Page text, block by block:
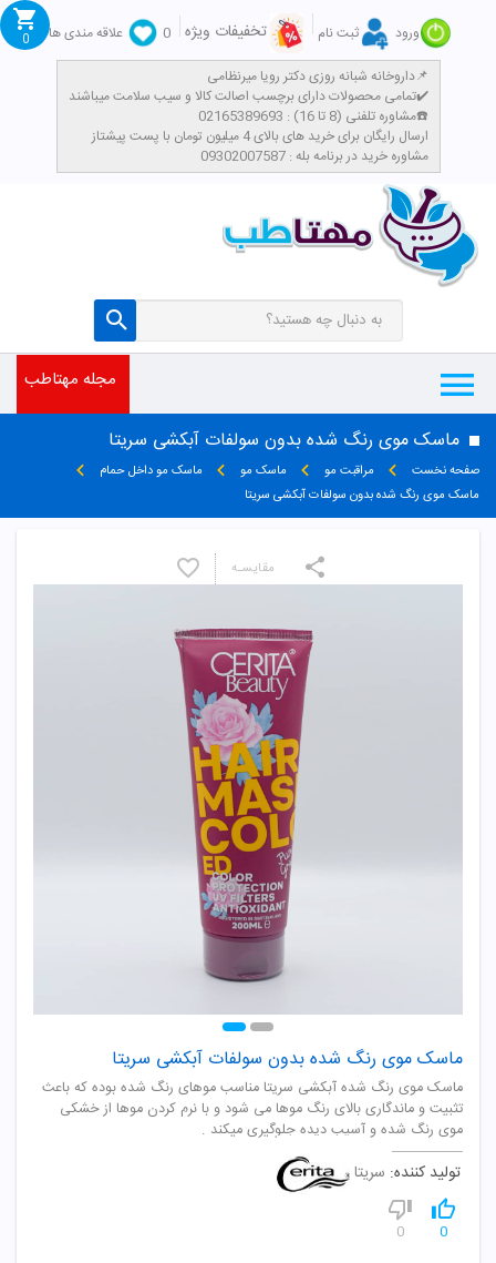
ورود ثبت نام تخفیفات ویژه 0
علاقه مندی ها
داروخانه شبانه روزی دکتر رویا میرنظامی📌
تمامی محصولات دارای برچسب اصالت کالا و سیب سلامت میباشند✔️
مشاوره تلفنی (8 تا 16) : 02165389693☎️
​ارسال رایگان برای خرید های بالای 4 میلیون تومان با پست پیشتاز
مشاوره خرید در برنامه بله : 09302007587
0
مجله مهتاطب
ماسک موی رنگ شده بدون سولفات آبکشی سریتا
صفحه نخست مراقبت مو ماسک مو
ماسک مو داخل حمام
ماسک موی رنگ شده بدون سولفات آبکشی سریتا
ماسک موی رنگ شده بدون سولفات آبکشی سریتا
ماسک موی رنگ شده آبکشی سریتا مناسب موهای رنگ شده بوده که باعث
تثبیت و ماندگاری بالای رنگ موها می شود و با نرم کردن موها از خشکی
موی رنگ شده و آسیب دیده جلوگیری میکند .
تولید کننده: سریتا
0
0
مقایسـه